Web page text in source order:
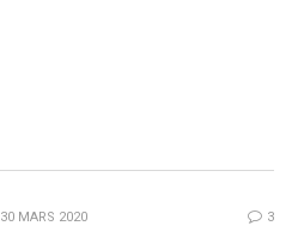
30 MARS 2020 3